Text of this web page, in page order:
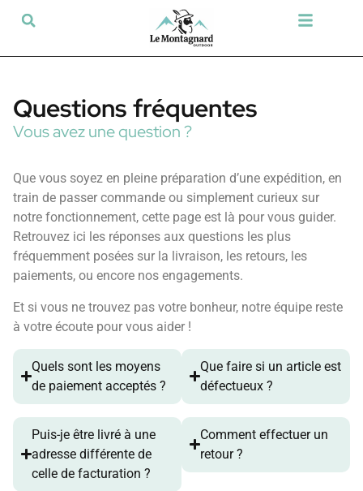
Questions fréquentes
Vous avez une question ?
Que vous soyez en pleine préparation d’une expédition, en
train de passer commande ou simplement curieux sur
notre fonctionnement, cette page est là pour vous guider.
Retrouvez ici les réponses aux questions les plus
fréquemment posées sur la livraison, les retours, les
paiements, ou encore nos engagements.
Et si vous ne trouvez pas votre bonheur, notre équipe reste
à votre écoute pour vous aider !
Quels sont les moyens
de paiement acceptés ?
Puis-je être livré à une
adresse différente de
celle de facturation ?
Que faire si un article est
défectueux ?
Comment effectuer un
retour ?